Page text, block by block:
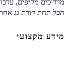
מדריכים מקיפים,
הכל תחת קורת גג
מידע מקצועי